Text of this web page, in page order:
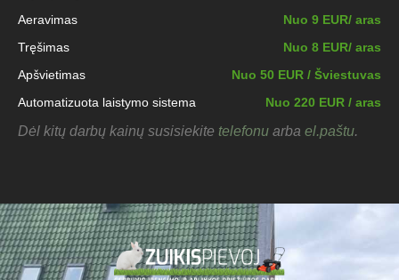
Aeravimas
Nuo 9 EUR/ aras
Tręšimas
Nuo 8 EUR/ aras
Apšvietimas
Nuo 50 EUR / Šviestuvas
Automatizuota laistymo sistema
Nuo 220 EUR / aras
Dėl kitų darbų kainų susisiekite telefonu arba el.paštu.